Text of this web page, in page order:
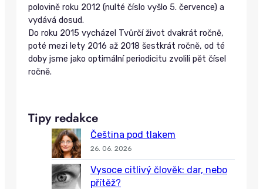
polovině roku 2012 (nulté číslo vyšlo 5. července) a
vydává dosud.
Do roku 2015 vycházel Tvůrčí život dvakrát ročně,
poté mezi lety 2016 až 2018 šestkrát ročně, od té
doby jsme jako optimální periodicitu zvolili pět čísel
ročně.
Tipy redakce
Čeština pod tlakem
26. 06. 2026
Vysoce citlivý člověk: dar, nebo
přítěž?